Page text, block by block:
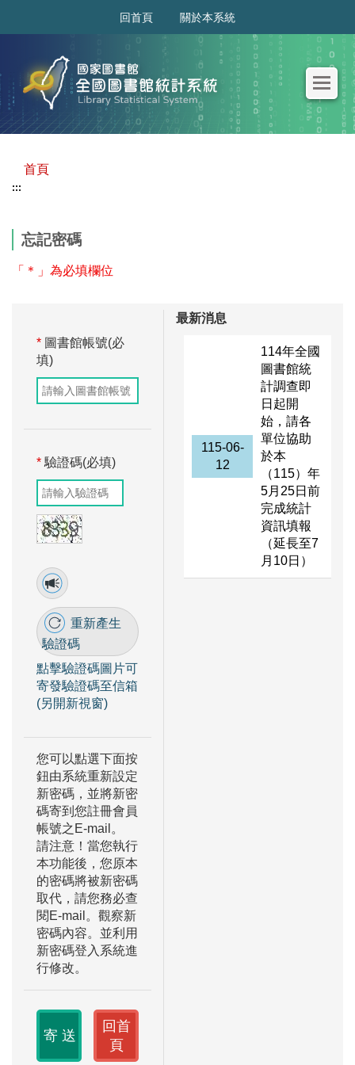
回首頁 關於本系統
首頁
:::
忘記密碼
「＊」為必填欄位
* 圖書館帳號(必
填)
*驗證碼(必填)
重新產生
驗證碼
點擊驗證碼圖片可
寄發驗證碼至信箱
(另開新視窗)
您可以點選下面按
鈕由系統重新設定
新密碼，並將新密
碼寄到您註冊會員
帳號之E-mail。
請注意！當您執行
本功能後，您原本
的密碼將被新密碼
取代，請您務必查
閱E-mail。觀察新
密碼內容。並利用
新密碼登入系統進
行修改。
回首
頁
最新消息
115-06-
12
114年全國
圖書館統
計調查即
日起開
始，請各
單位協助
於本
（115）年
5月25日前
完成統計
資訊填報
（延長至7
月10日）